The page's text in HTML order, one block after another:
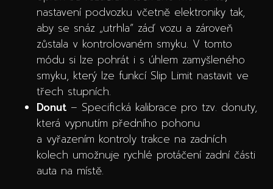
nastavení podvozku včetně elektroniky tak,
aby se snáz „utrhla“ záď vozu a zároveň
zůstala v kontrolovaném smyku. V tomto
módu si lze pohrát i s úhlem zamyšleného
smyku, který lze funkcí Slip Limit nastavit ve
třech stupních.
Donut – Specifická kalibrace pro tzv. donuty,
která vypnutím předního pohonu
a vyřazením kontroly trakce na zadních
kolech umožnuje rychlé protáčení zadní části
auta na místě.